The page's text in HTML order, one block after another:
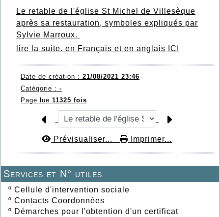
Services et N° utiles
º Cellule d'intervention sociale
º Contacts Coordonnées
º Démarches pour l'obtention d'un certificat
Le retable de l'église St Michel de Villesèque
après sa restauration, symboles expliqués par
Sylvie Marroux.
lire la suite. en Français et en anglais ICI
Date de création : 21/08/2021 23:46
Catégorie : -
Page lue 11325 fois
Prévisualiser... Imprimer...